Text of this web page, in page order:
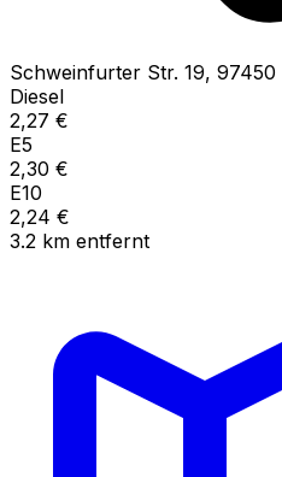
Schweinfurter Str. 19, 97450
Diesel
2,27 €
E5
2,30 €
E10
2,24 €
3.2 km entfernt